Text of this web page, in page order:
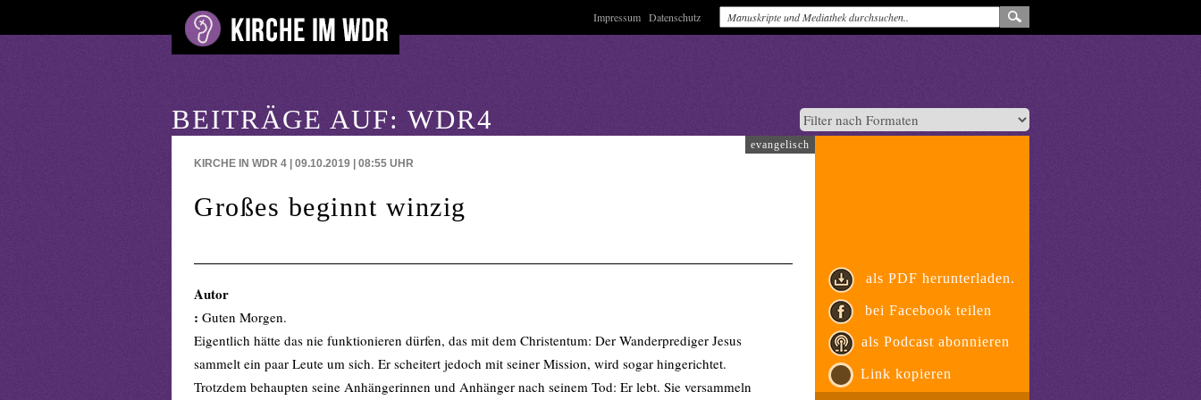
Impressum Datenschutz
BEITRÄGE AUF: WDR4
evangelisch
KIRCHE IN WDR 4 | 09.10.2019 | 08:55 UHR
Großes beginnt winzig
Autor
: Guten Morgen.
Eigentlich hätte das nie funktionieren dürfen, das mit dem Christentum: Der Wanderprediger Jesus
sammelt ein paar Leute um sich. Er scheitert jedoch mit seiner Mission, wird sogar hingerichtet.
Trotzdem behaupten seine Anhängerinnen und Anhänger nach seinem Tod: Er lebt. Sie versammeln
als PDF herunterladen.
bei Facebook teilen
als Podcast abonnieren
Link kopieren